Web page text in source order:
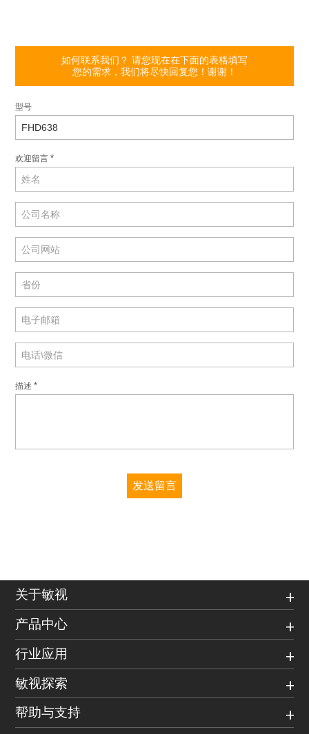
如何联系我们？ 请您现在在下面的表格填写
您的需求，我们将尽快回复您！谢谢！
型号
欢迎留言*
描述*
发送留言
关于敏视
产品中心
行业应用
敏视探索
帮助与支持